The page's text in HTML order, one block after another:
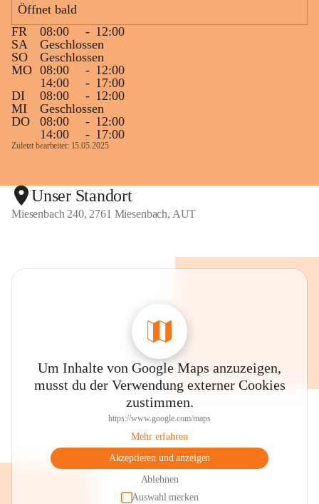
Öffnet bald
FR
08:00 - 12:00
SA
Geschlossen
SO
Geschlossen
MO 08:00 - 12:00
14:00
- 17:00
DI
08:00 - 12:00
MI
Geschlossen
DO
08:00 - 12:00
14:00
- 17:00
Zuletzt bearbeitet: 15.05.2025
Unser Standort
Miesenbach 240, 2761 Miesenbach, AUT
Um Inhalte von Google Maps anzuzeigen,
musst du der Verwendung externer Cookies
zustimmen.
https://www.google.com/maps
Mehr erfahren
Akzeptieren und anzeigen
Ablehnen
Auswahl merken